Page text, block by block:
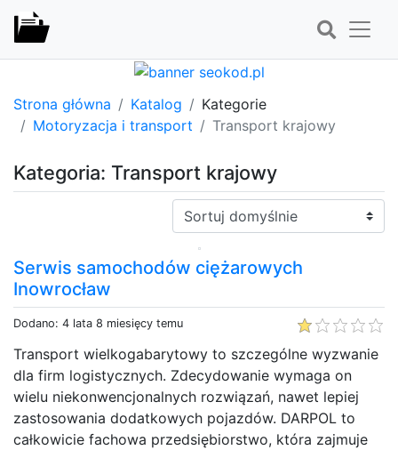
Strona główna Katalog
Kategorie
Motoryzacja i transport
Transport krajowy
Kategoria: Transport krajowy
Sortuj:
Serwis samochodów ciężarowych
Inowrocław
Dodano: 4 lata 8 miesięcy temu
Transport wielkogabarytowy to szczególne wyzwanie
dla firm logistycznych. Zdecydowanie wymaga on
wielu niekonwencjonalnych rozwiązań, nawet lepiej
zastosowania dodatkowych pojazdów. DARPOL to
całkowicie fachowa przedsiębiorstwo, która zajmuje